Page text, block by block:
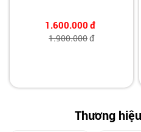
1.600.000 đ
1.900.000đ
Thương